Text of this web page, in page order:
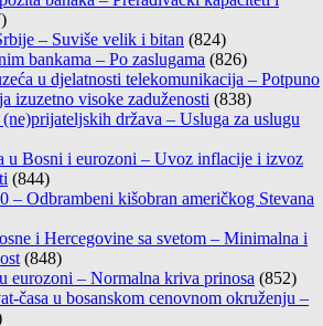
– Suviše velik i bitan (824)
bankama – Po zaslugama (826)
u djelatnosti telekomunikacija – Potpuno
izuzetno visoke zaduženosti (838)
država – Usluga za uslugu
u Bosni i eurozoni – Uvoz inflacije i izvoz
(844)
– Odbrambeni kišobran američkog Stevana
i Hercegovine sa svetom – Minimalna i
(848)
eurozoni – Normalna kriva prinosa (852)
časa u bosanskom cenovnom okruženju –